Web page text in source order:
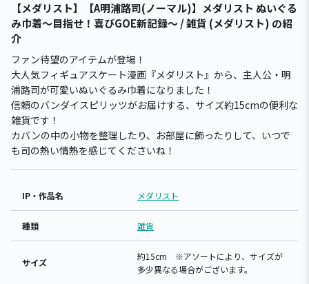
【メダリスト】【A明浦路司(ノーマル)】メダリスト ぬいぐる
み巾着～目指せ！喜びGOE新記録～ / 雑貨 (メダリスト) の紹
介
ファン待望のアイテムが登場！
大人気フィギュアスケート漫画『メダリスト』から、主人公・明
浦路司が可愛いぬいぐるみ巾着になりました！
信頼のバンダイスピリッツがお届けする、サイズ約15cmの便利な
雑貨です！
カバンの中の小物を整理したり、お部屋に飾ったりして、いつで
も司の熱い情熱を感じてくださいね！
IP・作品名 メダリスト
種類 雑貨
サイズ
約15cm ※アソートにより、サイズが
多少異なる場合がございます。